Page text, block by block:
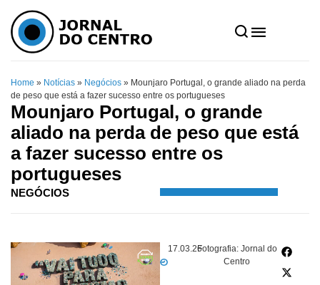
Home » Notícias » Negócios » Mounjaro Portugal, o grande aliado na perda
de peso que está a fazer sucesso entre os portugueses
Mounjaro Portugal, o grande
aliado na perda de peso que está
a fazer sucesso entre os
portugueses
NEGÓCIOS
17.03.26Fotografia: Jornal do
Centro